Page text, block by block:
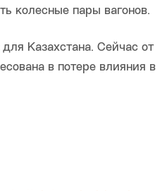
колесные пары вагонов.
Казахстана. Сейчас от
в потере влияния в